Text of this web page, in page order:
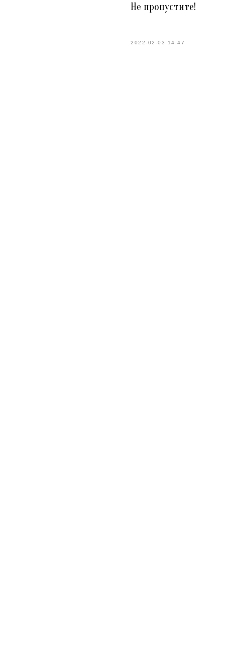
Не пропустите!
2022-02-03 14:47